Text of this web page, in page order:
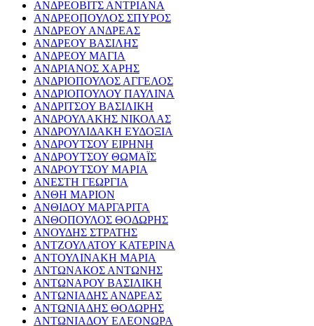
ΑΝΔΡΕΟΒΙΤΣ ΑΝΤΡΙΑΝΑ
ΑΝΔΡΕΟΠΟΥΛΟΣ ΣΠΥΡΟΣ
ΑΝΔΡΕΟΥ ΑΝΔΡΕΑΣ
ΑΝΔΡΕΟΥ ΒΑΣΙΛΗΣ
ΑΝΔΡΕΟΥ ΜΑΓΙΑ
ΑΝΔΡΙΑΝΟΣ ΧΑΡΗΣ
ΑΝΔΡΙΟΠΟΥΛΟΣ ΑΓΓΕΛΟΣ
ΑΝΔΡΙΟΠΟΥΛΟΥ ΠΑΥΛΙΝΑ
ΑΝΔΡΙΤΣΟΥ ΒΑΣΙΛΙΚΗ
ΑΝΔΡΟΥΛΑΚΗΣ ΝΙΚΟΛΑΣ
ΑΝΔΡΟΥΛΙΔΑΚΗ ΕΥΔΟΞΙΑ
ΑΝΔΡΟΥΤΣΟΥ ΕΙΡΗΝΗ
ΑΝΔΡΟΥΤΣΟΥ ΘΩΜΑΪΣ
ΑΝΔΡΟΥΤΣΟΥ ΜΑΡΙΑ
ΑΝΕΣΤΗ ΓΕΩΡΓΙΑ
ΑΝΘΗ ΜΑΡΙΟΝ
ΑΝΘΙΔΟΥ ΜΑΡΓΑΡΙΤΑ
ΑΝΘΟΠΟΥΛΟΣ ΘΟΔΩΡΗΣ
ΑΝΟΥΔΗΣ ΣΤΡΑΤΗΣ
ΑΝΤΖΟΥΛΑΤΟΥ ΚΑΤΕΡΙΝΑ
ΑΝΤΟΥΛΙΝΑΚΗ ΜΑΡΙΑ
ΑΝΤΩΝΑΚΟΣ ΑΝΤΩΝΗΣ
ΑΝΤΩΝΑΡΟΥ ΒΑΣΙΛΙΚΗ
ΑΝΤΩΝΙΑΔΗΣ ΑΝΔΡΕΑΣ
ΑΝΤΩΝΙΑΔΗΣ ΘΟΔΩΡΗΣ
ΑΝΤΩΝΙΑΔΟΥ ΕΛΕΟΝΩΡΑ